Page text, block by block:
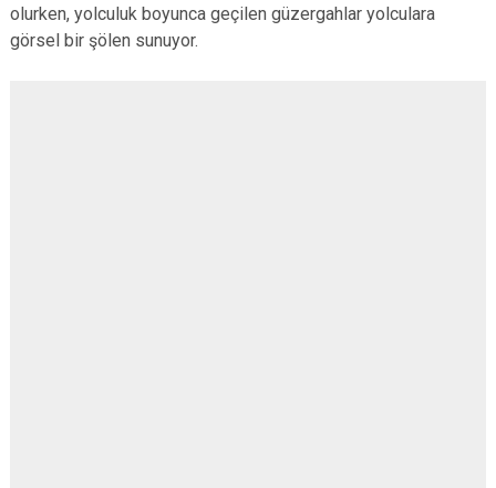
olurken, yolculuk boyunca geçilen güzergahlar yolculara
görsel bir şölen sunuyor.